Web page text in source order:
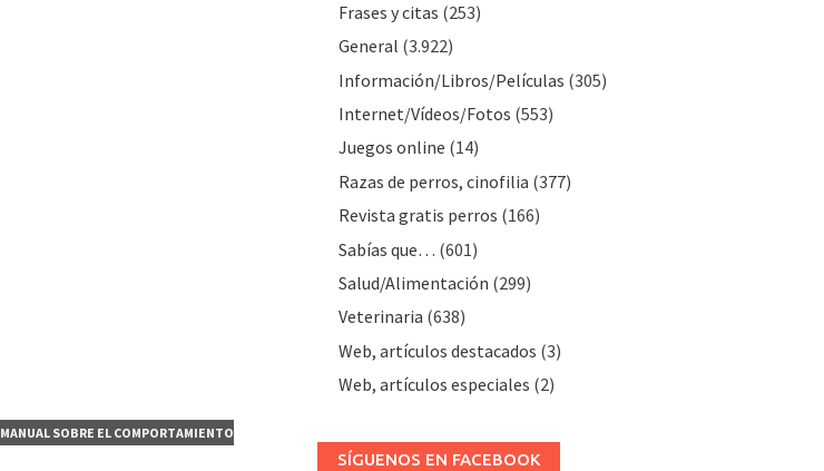
SOBRE EL COMPORTAMIENTO
Frases y citas (253)
General (3.922)
Información/Libros/Películas (305)
Internet/Vídeos/Fotos (553)
Juegos online (14)
Razas de perros, cinofilia (377)
Revista gratis perros (166)
Sabías que… (601)
Salud/Alimentación (299)
Veterinaria (638)
Web, artículos destacados (3)
Web, artículos especiales (2)
SÍGUENOS EN FACEBOOK